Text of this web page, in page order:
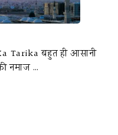
Tarika बहुत ही आसानी
नमाज …